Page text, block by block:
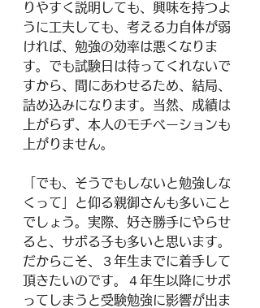
りやすく説明しても、興味を持つよ
うに工夫しても、考える力自体が弱
ければ、勉強の効率は悪くなりま
す。でも試験日は待ってくれないで
すから、間にあわせるため、結局、
詰め込みになります。当然、成績は
上がらず、本人のモチベーションも
上がりません。
「でも、そうでもしないと勉強しな
くって」と仰る親御さんも多いこと
でしょう。実際、好き勝手にやらせ
ると、サボる子も多いと思います。
だからこそ、３年生までに着手して
頂きたいのです。４年生以降にサボ
ってしまうと受験勉強に影響が出ま